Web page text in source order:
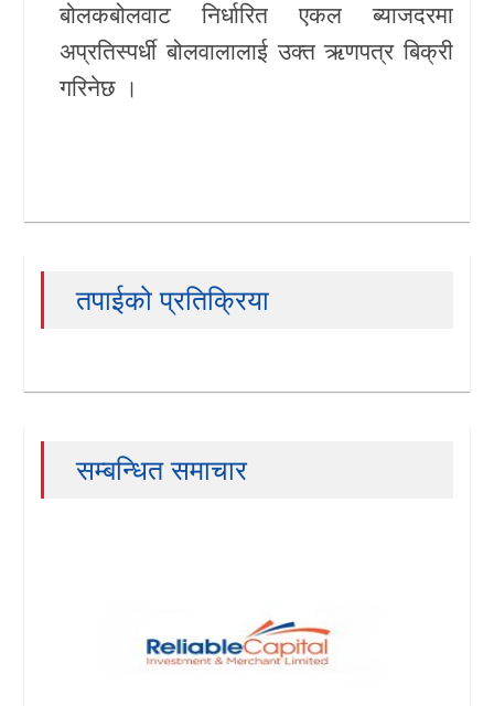
बोलकबोलवाट निर्धारित एकल ब्याजदरमा
अप्रतिस्पर्धी बोलवालालाई उक्त ऋणपत्र बिक्री
गरिनेछ ।
तपाईको प्रतिक्रिया
सम्बन्धित समाचार